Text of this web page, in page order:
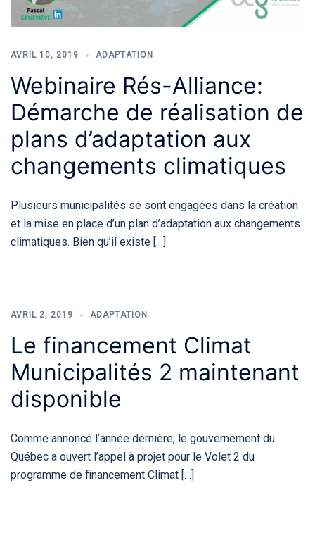
AVRIL 10, 2019 ADAPTATION
Webinaire Rés-Alliance:
Démarche de réalisation de
plans d’adaptation aux
changements climatiques
Plusieurs municipalités se sont engagées dans la création
et la mise en place d’un plan d’adaptation aux changements
climatiques. Bien qu’il existe […]
AVRIL 2, 2019 ADAPTATION
Le financement Climat
Municipalités 2 maintenant
disponible
Comme annoncé l’année dernière, le gouvernement du
Québec a ouvert l’appel à projet pour le Volet 2 du
programme de financement Climat […]